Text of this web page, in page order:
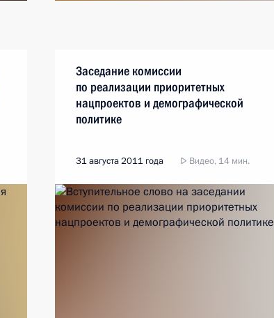
Заседание комиссии
по реализации приоритетных
нацпроектов и демографической
политике
31 августа 2011 года Видео, 14 мин.